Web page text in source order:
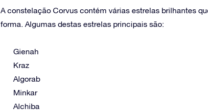
A constelação Corvus contém várias estrelas brilhantes
forma. Algumas destas estrelas principais são:
Gienah
Kraz
Algorab
Minkar
Alchiba